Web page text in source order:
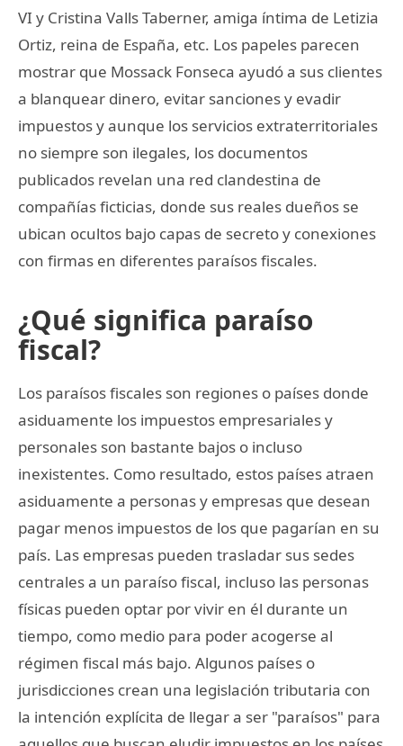
VI y Cristina Valls Taberner, amiga íntima de Letizia
Ortiz, reina de España, etc. Los papeles parecen
mostrar que Mossack Fonseca ayudó a sus clientes
a blanquear dinero, evitar sanciones y evadir
impuestos y aunque los servicios extraterritoriales
no siempre son ilegales, los documentos
publicados revelan una red clandestina de
compañías ficticias, donde sus reales dueños se
ubican ocultos bajo capas de secreto y conexiones
con firmas en diferentes paraísos fiscales.
¿Qué significa paraíso
fiscal?
Los paraísos fiscales son regiones o países donde
asiduamente los impuestos empresariales y
personales son bastante bajos o incluso
inexistentes. Como resultado, estos países atraen
asiduamente a personas y empresas que desean
pagar menos impuestos de los que pagarían en su
país. Las empresas pueden trasladar sus sedes
centrales a un paraíso fiscal, incluso las personas
físicas pueden optar por vivir en él durante un
tiempo, como medio para poder acogerse al
régimen fiscal más bajo. Algunos países o
jurisdicciones crean una legislación tributaria con
la intención explícita de llegar a ser "paraísos" para